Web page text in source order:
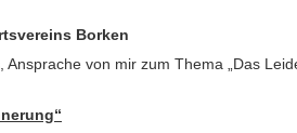
Borken
Ansprache von mir zum Thema „Das